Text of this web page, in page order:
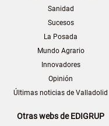
Sanidad
Sucesos
La Posada
Mundo Agrario
Innovadores
Opinión
Últimas noticias de Valladolid
Otras webs de EDIGRUP